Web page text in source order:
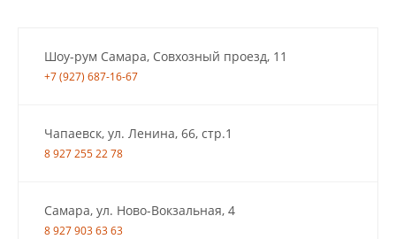
Шоу-рум Самара, Совхозный проезд, 11
+7 (927) 687-16-67
Чапаевск, ул. Ленина, 66, стр.1
8 927 255 22 78
Самара, ул. Ново-Вокзальная, 4
8 927 903 63 63